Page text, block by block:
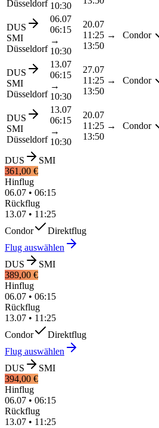
Düsseldorf 10:30
DUS
SMI
Düsseldorf
06.07
06:15
→
10:30
20.07
11:25 →
13:50
Condor
DUS
SMI
Düsseldorf
13.07
06:15
→
10:30
27.07
11:25 →
13:50
Condor
DUS
SMI
Düsseldorf
13.07
06:15
→
10:30
20.07
11:25 →
13:50
Condor
DUS
SMI
361,00 €
Hinflug
06.07 • 06:15
Rückflug
13.07 • 11:25
Condor
Direktflug
Flug auswählen
DUS
SMI
389,00 €
Hinflug
06.07 • 06:15
Rückflug
13.07 • 11:25
Condor
Direktflug
Flug auswählen
DUS
SMI
394,00 €
Hinflug
06.07 • 06:15
Rückflug
13.07 • 11:25